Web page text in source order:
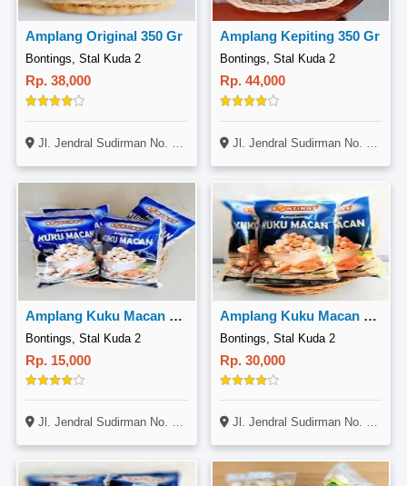
Amplang Original 350 Gr
Bontings, Stal Kuda 2
Rp. 38,000
Jl. Jendral Sudirman No. 14, Gunung Bahagia, Balikpapan Selatan
Amplang Kepiting 350 Gr
Bontings, Stal Kuda 2
Rp. 44,000
Jl. Jendral Sudirman No. 14, Gunung Bahagia, Balikpapan Selatan
Amplang Kuku Macan 100 Gr
Bontings, Stal Kuda 2
Rp. 15,000
Jl. Jendral Sudirman No. 14, Gunung Bahagia, Balikpapan Selatan
Amplang Kuku Macan 200 Gr
Bontings, Stal Kuda 2
Rp. 30,000
Jl. Jendral Sudirman No. 14, Gunung Bahagia, Balikpapan Selatan